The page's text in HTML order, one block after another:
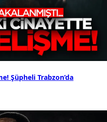
Şüpheli Trabzon’da